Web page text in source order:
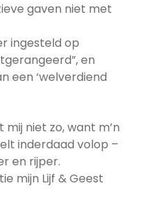
gaven niet met
ingesteld op
en
een ‘welverdiend
niet zo, want m’n
inderdaad volop –
en rijper.
mijn Lijf & Geest